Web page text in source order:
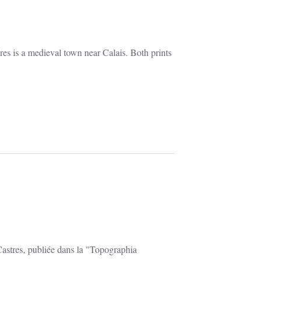
is a medieval town near Calais. Both prints
publiée dans la "Topographia